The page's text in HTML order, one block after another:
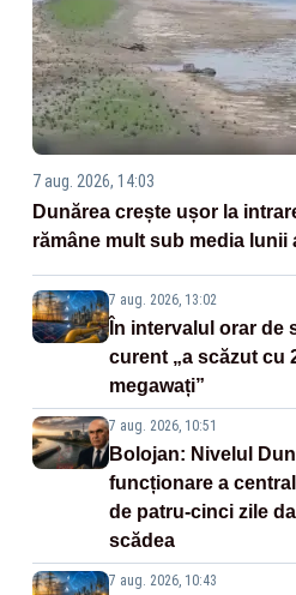
7 aug. 2026, 14:03
Dunărea crește ușor la
rămâne mult sub media lunii
7 aug. 2026, 13:02
În intervalul orar de
curent „a scăzut cu
megawați”
7 aug. 2026, 10:51
Bolojan: Nivelul
funcționare a
de patru-cinci zile
scădea
7 aug. 2026, 10:43